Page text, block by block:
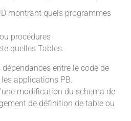
montrant quels programmes
procédures
quelles Tables.
dépendances entre le code de
applications PB.
modification du schema de
de définition de table ou